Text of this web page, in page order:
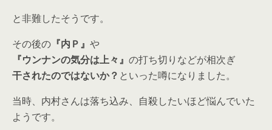
と非難したそうです。
その後の 『内Ｐ』 や
『ウンナンの気分は上々』 の打ち切りなどが相次ぎ
干されたのではないか？ といった噂になりました。
当時、内村さんは落ち込み、自殺したいほど悩んでいた
ようです。